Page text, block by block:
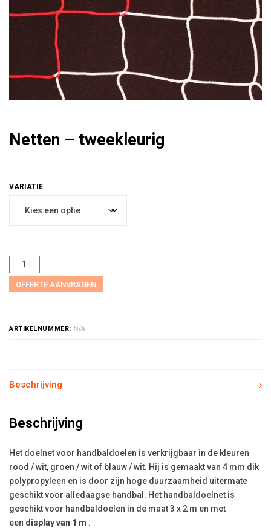
Netten – tweekleurig
OFFERTE AANVRAGEN
ARTIKELNUMMER: N/A
Beschrijving
Beschrijving
Het doelnet voor handbaldoelen is verkrijgbaar in de kleuren
rood / wit, groen / wit of blauw / wit. Hij is gemaakt van 4 mm dik
polypropyleen en is door zijn hoge duurzaamheid uitermate
geschikt voor alledaagse handbal. Het handbaldoelnet is
geschikt voor handbaldoelen in de maat 3 x 2 m en met
een display van 1 m .